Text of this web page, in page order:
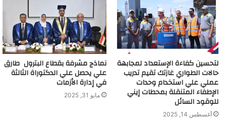
لتحسين كفاءة الإستعداد لمجابهة
حالات الطواري غازتك تقيم تدريب
عملي علي استخدام وحدات
الإطفاء المتنقلة بمحطات إيني
للوقود السائل
أغسطس 14, 2025
نماذج مشرفة بقطاع البترول طارق
علي يحصل علي الدكتوراة الثالثة
في إدارة الأزمات
مايو 31, 2025